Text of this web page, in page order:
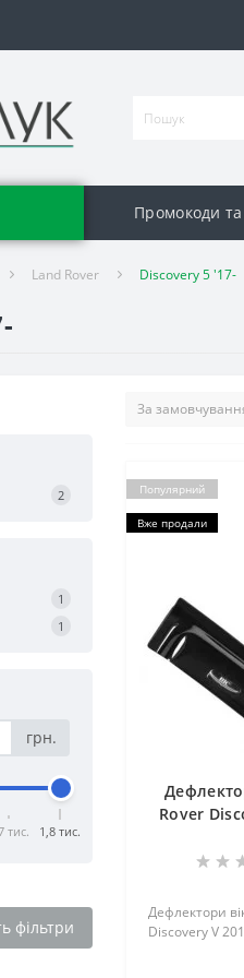
Промокоди та
Land Rover Discovery 5 '17-
2
1
1
грн.
тис. 1,8 тис.
фільтри
Популярний
Вже продали
Rover
Дефлектори
Discovery V